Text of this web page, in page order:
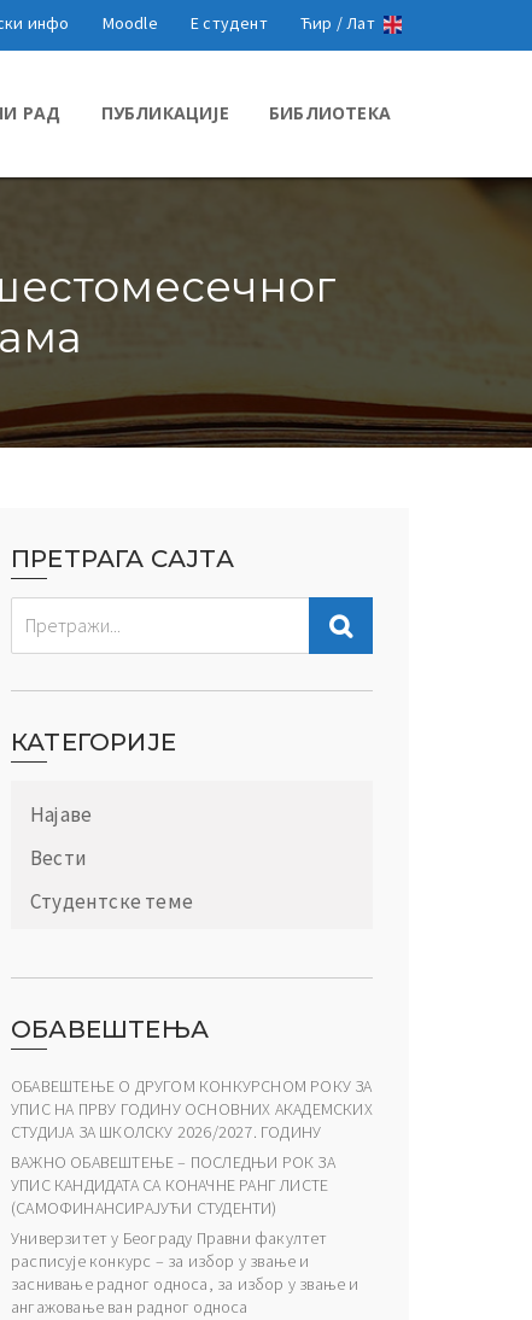
инфо Moodle Е студент Ћир /Лат
РАД ПУБЛИКАЦИЈЕ БИБЛИОТЕКА
ПРЕТРАГА САЈТА
КАТЕГОРИЈЕ
Најаве
Вести
Студентске теме
ОБАВЕШТЕЊА
ОБАВЕШТЕЊЕ О ДРУГОМ КОНКУРСНОМ РОКУ ЗА
УПИС НА ПРВУ ГОДИНУ ОСНОВНИХ АКАДЕМСКИХ
СТУДИЈА ЗА ШКОЛСКУ 2026/2027. ГОДИНУ
ВАЖНО ОБАВЕШТЕЊЕ – ПОСЛЕДЊИ РОК ЗА
УПИС КАНДИДАТА СА КОНАЧНЕ РАНГ ЛИСТЕ
(САМОФИНАНСИРАЈУЋИ СТУДЕНТИ)
Универзитет у Београду Правни факултет
расписује конкурс – за избор у звање и
заснивање радног односа, за избор у звање и
ангажовање ван радног односа